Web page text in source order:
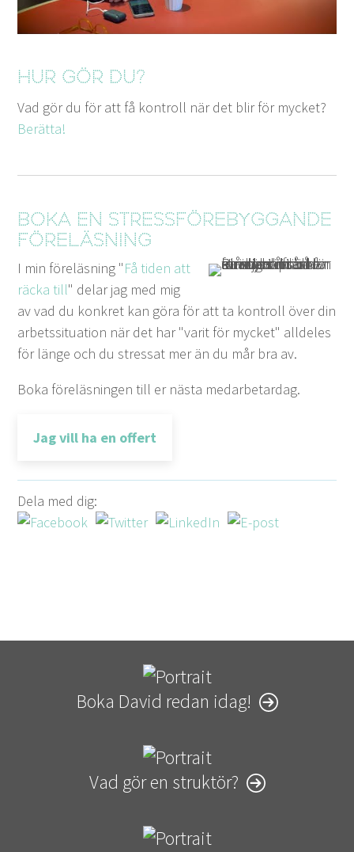
Hur gör du?
Vad gör du för att få kon­troll när det blir för myck­et?
Berät­ta!
Boka en stressförebyggande
föreläsning
I min föreläsning "Få tiden att
räcka till" delar jag med mig
av vad du konkret kan göra för att ta kontroll över din
arbetssituation när det har "varit för mycket" alldeles
för länge och du stressat mer än du mår bra av.
Boka föreläsningen till er nästa medarbetardag.
Jag vill ha en offert
Dela med dig:
Boka David redan idag!
Vad gör en struktör?